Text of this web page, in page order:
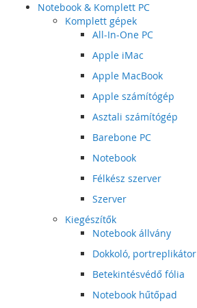
Notebook & Komplett PC
Komplett gépek
All-In-One PC
Apple iMac
Apple MacBook
Apple számítógép
Asztali számítógép
Barebone PC
Notebook
Félkész szerver
Szerver
Kiegészítők
Notebook állvány
Dokkoló, portreplikátor
Betekintésvédő fólia
Notebook hűtőpad